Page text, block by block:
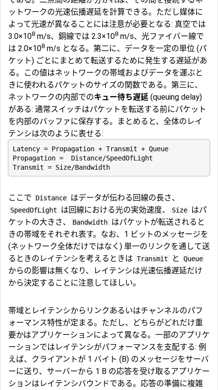
ットワークの光速伝播遅延を計算できる。ただし媒体に
よって光速が異なることには注意が必要となる: 真空では
3.0×108 m/s、銅線では 2.3×108 m/s、光ファイバー線で
は 2.0×108 m/s となる。第二に、データを一定の単位 (パ
ケット) ごとにまとめて転送するために発生する遅延があ
る。この値はネットワークの帯域およびデータを運ぶと
きに使われるパケットのサイズの関数である。第三に、
ネットワークの内部でのキュー待ち遅延 (queuing delay)
がある: 通常スイッチはパケットを転送する前にパケット
を内部のバッファに保存する。まとめると、全体のレイ
テンシは次のように表せる:
ここで Distance はデータが伝わる回線の長さ、
SpeedOfLight は回線における光の実効速度、 Size はパ
ケットの大きさ、
Bandwidth はパケットが転送されると
きの帯域をそれぞれ表す。なお、1 ビットのメッセージを
(ネットワーク全体だけではなく) 単一のリンクを通して送
るときのレイテンシを考えるときは Transmit と Queue
からの影響は無くなり、レイテンシは光速伝播遅延だけ
から決定することに注意してほしい。
帯域とレイテンシからリンクあるいはチャンネルのパフ
ォーマンス特性が定まる。ただし、どちらがどれだけ重
要かはアプリケーションによって異なる。一部のアプリケ
ーションではレイテンシがパフォーマンスを支配する: 例
えば、クライアントが 1 バイト (B) のメッセージをサーバ
ーに送り、サーバーから 1 B の応答を受け取るアプリケー
ションはレイテンシバウンドである。応答の準備に複雑